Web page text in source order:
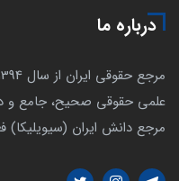
درباره ما
علمی حقوقی صحیح، جامع و
مرجع دانش ایران (سیویلیکا)